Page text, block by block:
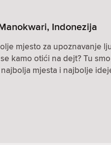
Indonezija
mjesto za upoznavanje
kamo otići na dejt? Tu
mjesta i najbolje